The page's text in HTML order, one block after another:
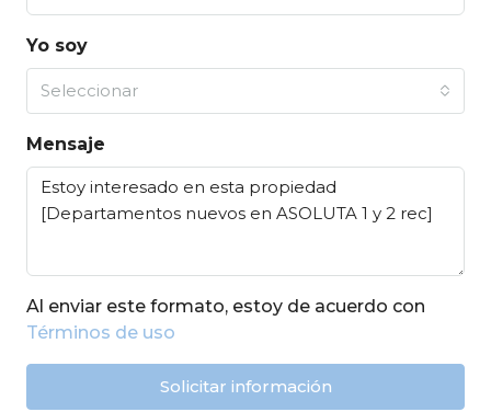
Yo soy
Seleccionar
Mensaje
Al enviar este formato, estoy de acuerdo con
Términos de uso
Solicitar información